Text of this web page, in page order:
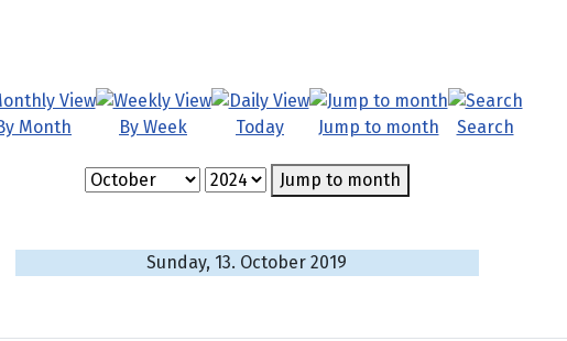
Month By Week Today Jump to month Search
Jump to month
Sunday, 13. October 2019